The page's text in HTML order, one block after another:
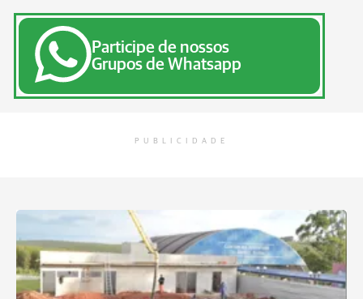
Participe de nossos
Grupos de Whatsapp
PUBLICIDADE